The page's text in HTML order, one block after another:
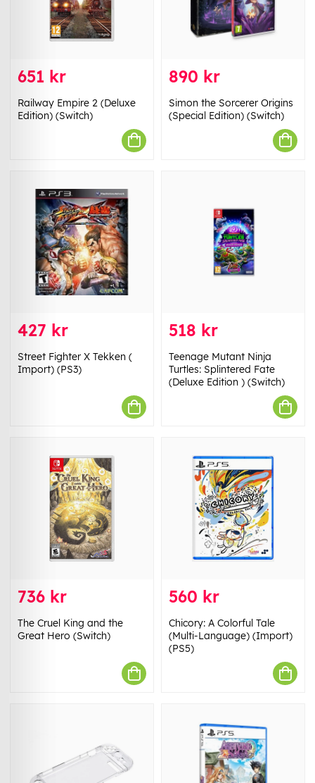
651 kr
Railway Empire 2 (Deluxe
Edition) (Switch)
890 kr
Simon the Sorcerer Origins
(Special Edition) (Switch)
427 kr
Street Fighter X Tekken (
Import) (PS3)
518 kr
Teenage Mutant Ninja
Turtles: Splintered Fate
(Deluxe Edition ) (Switch)
736 kr
The Cruel King and the
Great Hero (Switch)
560 kr
Chicory: A Colorful Tale
(Multi-Language) (Import)
(PS5)